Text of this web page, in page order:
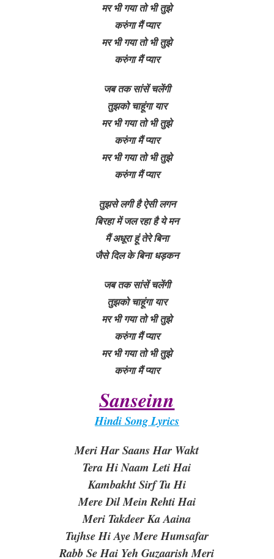
मर भी गया तो भी तुझे
करुंगा मैं प्यार
मर भी गया तो भी तुझे
करुंगा मैं प्यार
जब तक सांसें चलेंगी
तुझको चाहूंगा यार
मर भी गया तो भी तुझे
करुंगा मैं प्यार
मर भी गया तो भी तुझे
करुंगा मैं प्यार
तुझसे लगी है ऐसी लगन
बिरहा में जल रहा है ये मन
मैं अधूरा हूं तेरे बिना
जैसे दिल के बिना धड़कन
जब तक सांसें चलेंगी
तुझको चाहूंगा यार
मर भी गया तो भी तुझे
करुंगा मैं प्यार
मर भी गया तो भी तुझे
करुंगा मैं प्यार
Sanseinn
Hindi Song Lyrics
Meri Har Saans Har Wakt
Tera Hi Naam Leti Hai
Kambakht Sirf Tu Hi
Mere Dil Mein Rehti Hai
Meri Takdeer Ka Aaina
Tujhse Hi Aye Mere Humsafar
Rabb Se Hai Yeh Guzaarish Meri